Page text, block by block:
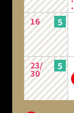
16
23/
30